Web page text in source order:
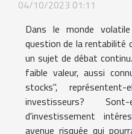
04/10/2023 01:11
Dans le monde
question de la rentabilité
un sujet de débat
faible valeur, aussi
stocks",
investisseurs?
d'investissement
avenue risquée qui